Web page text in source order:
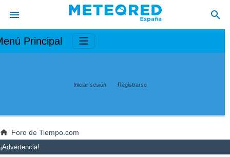
Principal
Iniciar sesión Registrarse
Foro de Tiempo.com
¡Advertencia!